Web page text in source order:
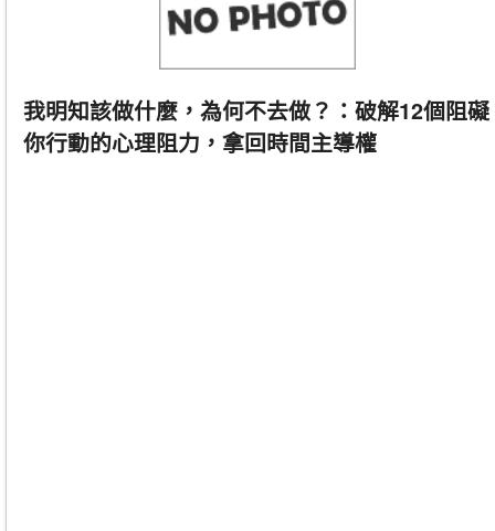
我明知該做什麼，為何不去做？：破解12個阻礙
你行動的心理阻力，拿回時間主導權